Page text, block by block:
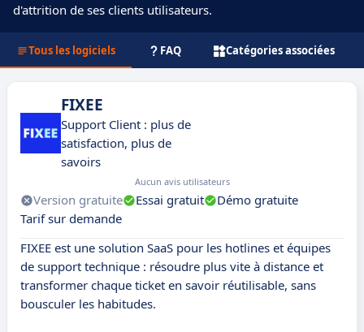
d'attrition de ses clients utilisateurs.
Tous les logiciels FAQ Catégories associées
FIXEE
Support Client : plus de
satisfaction, plus de
savoirs
Aucun avis utilisateurs
Version gratuite Essai gratuit
Démo gratuite
Tarif sur demande
FIXEE est une solution SaaS pour les hotlines et équipes
de support technique : résoudre plus vite à distance et
transformer chaque ticket en savoir réutilisable, sans
bousculer les habitudes.